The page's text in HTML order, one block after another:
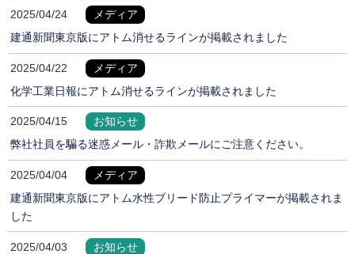
2025/04/24
メディア
建通新聞東京版にアトム消せるラインが掲載されました
2025/04/22
メディア
化学工業日報にアトム消せるラインが掲載されました
2025/04/15
お知らせ
弊社社員を騙る迷惑メール・詐欺メールにご注意ください。
2025/04/04
メディア
建通新聞東京版にアトム水性ブリード防止プライマーが掲載されま
した
2025/04/03
お知らせ